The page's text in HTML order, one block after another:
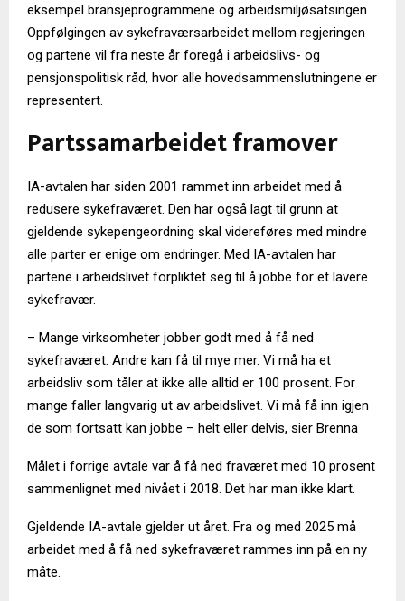
eksempel bransjeprogrammene og arbeidsmiljøsatsingen.
Oppfølgingen av sykefraværsarbeidet mellom regjeringen
og partene vil fra neste år foregå i arbeidslivs- og
pensjonspolitisk råd, hvor alle hovedsammenslutningene er
representert.
Partssamarbeidet framover
IA-avtalen har siden 2001 rammet inn arbeidet med å
redusere sykefraværet. Den har også lagt til grunn at
gjeldende sykepengeordning skal videreføres med mindre
alle parter er enige om endringer. Med IA-avtalen har
partene i arbeidslivet forpliktet seg til å jobbe for et lavere
sykefravær.
– Mange virksomheter jobber godt med å få ned
sykefraværet. Andre kan få til mye mer. Vi må ha et
arbeidsliv som tåler at ikke alle alltid er 100 prosent. For
mange faller langvarig ut av arbeidslivet. Vi må få inn igjen
de som fortsatt kan jobbe – helt eller delvis, sier Brenna
Målet i forrige avtale var å få ned fraværet med 10 prosent
sammenlignet med nivået i 2018. Det har man ikke klart.
Gjeldende IA-avtale gjelder ut året. Fra og med 2025 må
arbeidet med å få ned sykefraværet rammes inn på en ny
måte.